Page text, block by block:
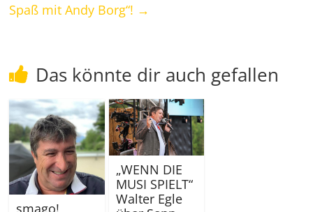
Spaß mit Andy Borg“! →
Das könnte dir auch gefallen
smago!
„WENN DIE
MUSI SPIELT“
Walter Egle